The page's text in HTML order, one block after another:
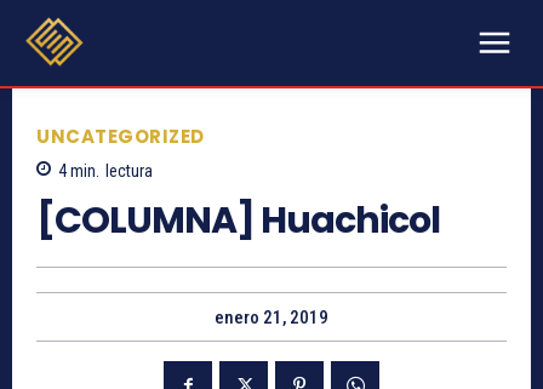
UNCATEGORIZED
4min. lectura
[COLUMNA] Huachicol
enero 21, 2019